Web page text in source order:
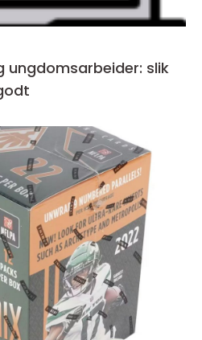
ungdomsarbeider: slik